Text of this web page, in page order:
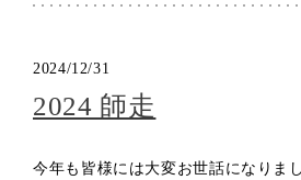
2024/12/31
2024 師走
今年も皆様には大変お世話になりまし